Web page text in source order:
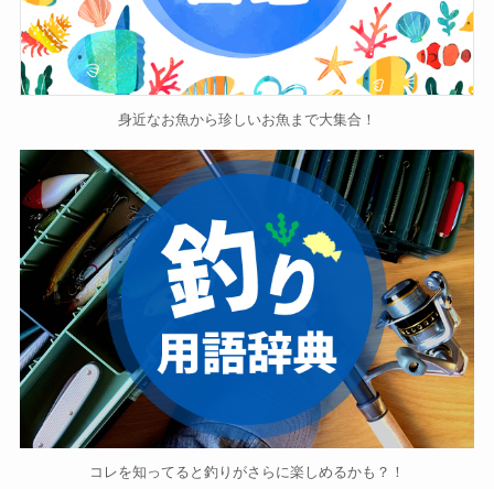
身近なお魚から珍しいお魚まで大集合！
コレを知ってると釣りがさらに楽しめるかも？！